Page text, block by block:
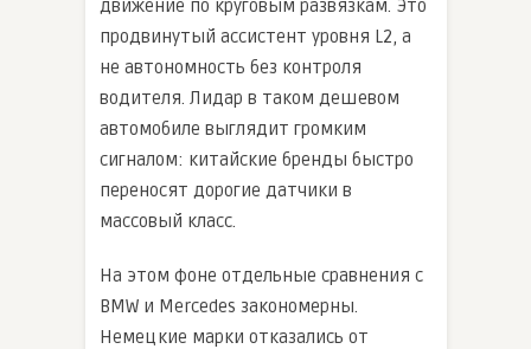
движение по круговым развязкам. Это
продвинутый ассистент уровня L2, а
не автономность без контроля
водителя. Лидар в таком дешевом
автомобиле выглядит громким
сигналом: китайские бренды быстро
переносят дорогие датчики в
массовый класс.
На этом фоне отдельные сравнения с
BMW и Mercedes закономерны.
Немецкие марки отказались от